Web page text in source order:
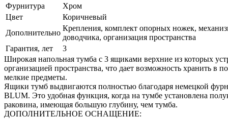
Фурнитура
Хром
Цвет
Коричневый
Дополнительно
Крепления, комплект опорных ножек,
доводчика, организация пространства
Гарантия, лет
3
Широкая напольная тумба с 3 ящиками верхние из которых
организацией пространства, что дает возможность хранить в
мелкие предметы.
Ящики тумб выдвигаются полностью благодаря немецкой
BLUM. Это удобная функция, когда на тумбе установлена
раковина, имеющая большую глубину, чем тумба.
ДОПОЛНИТЕЛЬНОЕ ОСНАЩЕНИЕ: